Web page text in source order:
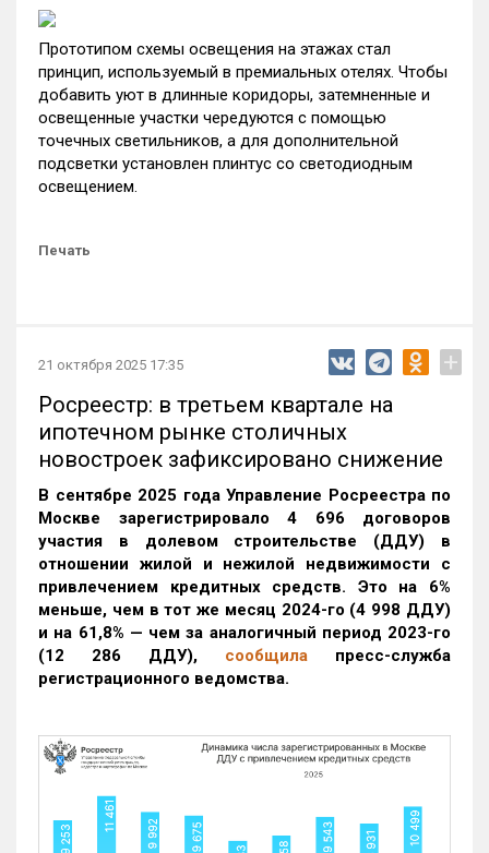
Прототипом схемы освещения на этажах стал
принцип, используемый в премиальных отелях. Чтобы
добавить уют в длинные коридоры, затемненные и
освещенные участки чередуются с помощью
точечных светильников, а для дополнительной
подсветки установлен плинтус со светодиодным
освещением.
Печать
21 октября 2025 17:35 +
Росреестр: в третьем квартале на
ипотечном рынке столичных
новостроек зафиксировано снижение
В сентябре 2025 года Управление Росреестра по
Москве зарегистрировало 4 696 договоров
участия в долевом строительстве (ДДУ) в
отношении жилой и нежилой недвижимости с
привлечением кредитных средств. Это на 6%
меньше, чем в тот же месяц 2024-го (4 998 ДДУ)
и на 61,8% — чем за аналогичный период 2023-го
(12 286 ДДУ), сообщила пресс-служба
регистрационного ведомства.